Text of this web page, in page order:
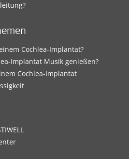
Cochlea-Implantat?
Implantat Musik genießen?
Cochlea-Implantat